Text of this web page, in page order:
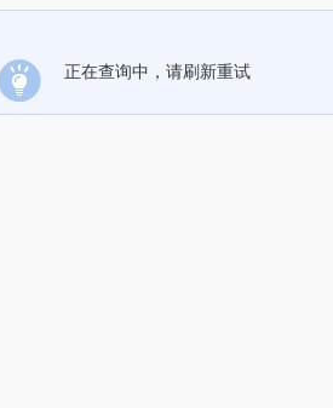
正在查询中，请刷新重试